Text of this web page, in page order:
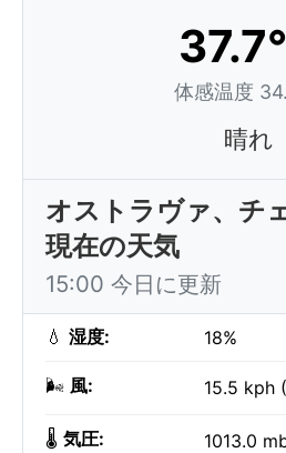
体感温度
晴れ
オストラヴァ、チ
現在の天気
15:00 今日に更新
💧 湿度: 18%
🌬️ 風: 15.5 kph
🌡️ 気圧: 1013.0